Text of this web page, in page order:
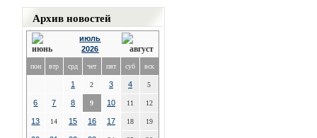
Архив новостей
июль
2026
пон втр срд чет пят суб вск
1 2 3 4 5
6 7 8 9 10 11 12
13 14 15 16 17 18 19